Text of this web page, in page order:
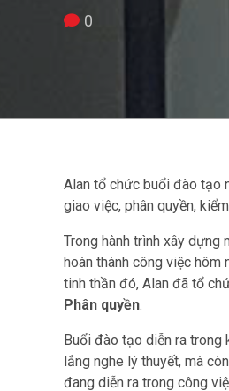
0
Alan tổ chức buổi đào tạo
giao việc, phân quyền,
Trong hành trình xây
hoàn thành công việc hôm
tinh thần đó, Alan đã tổ
Phân quyền.
Buổi đào tạo diễn ra trong
lắng nghe lý thuyết, mà
đang diễn ra trong công